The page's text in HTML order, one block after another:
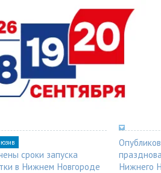
сроки запуска
в Нижнем Новгороде
Нижнего